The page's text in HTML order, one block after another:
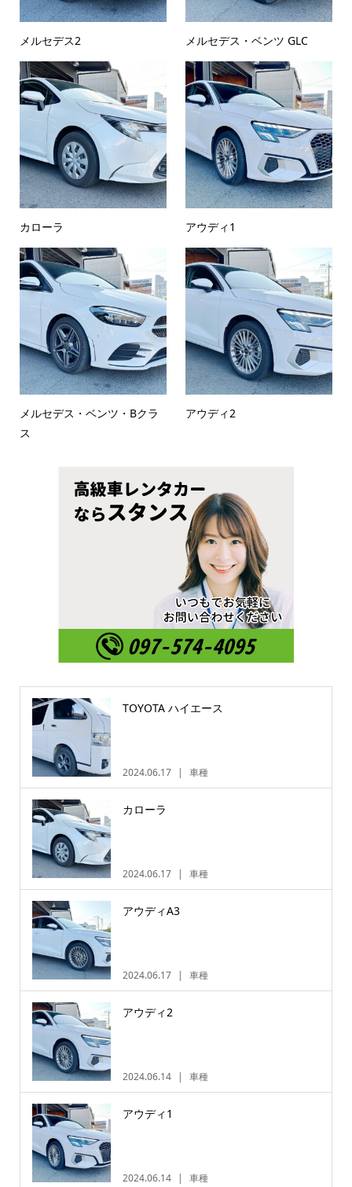
メルセデス2 メルセデス・ベンツ GLC
カローラ アウディ1
メルセデス・ベンツ・Bクラ
ス
アウディ2
TOYOTA ハイエース
2024.06.17 車種
カローラ
2024.06.17 車種
アウディA3
2024.06.17 車種
アウディ2
2024.06.14 車種
アウディ1
2024.06.14 車種